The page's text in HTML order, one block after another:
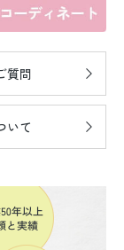
質問
いて